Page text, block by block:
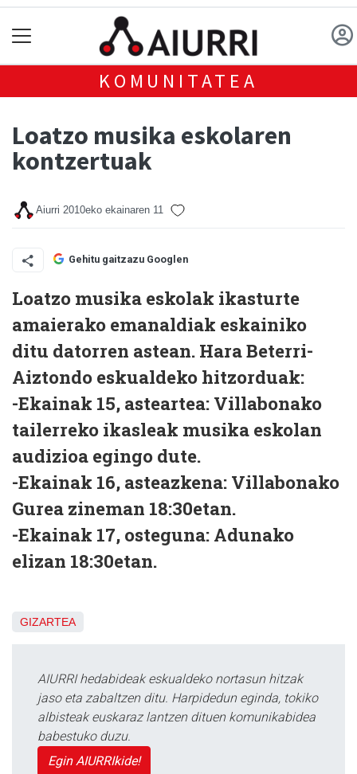
KOMUNITATEA
Loatzo musika eskolaren
kontzertuak
Aiurri 2010eko ekainaren 11
Gehitu gaitzazu Googlen
Loatzo musika eskolak ikasturte
amaierako emanaldiak eskainiko
ditu datorren astean. Hara Beterri-
Aiztondo eskualdeko hitzorduak:
-Ekainak 15, asteartea: Villabonako
tailerreko ikasleak musika eskolan
audizioa egingo dute.
-Ekainak 16, asteazkena: Villabonako
Gurea zineman 18:30etan.
-Ekainak 17, osteguna: Adunako
elizan 18:30etan.
GIZARTEA
AIURRI hedabideak eskualdeko nortasun hitzak
jaso eta zabaltzen ditu. Harpidedun eginda, tokiko
albisteak euskaraz lantzen dituen komunikabidea
babestuko duzu.
Egin AIURRIkide!